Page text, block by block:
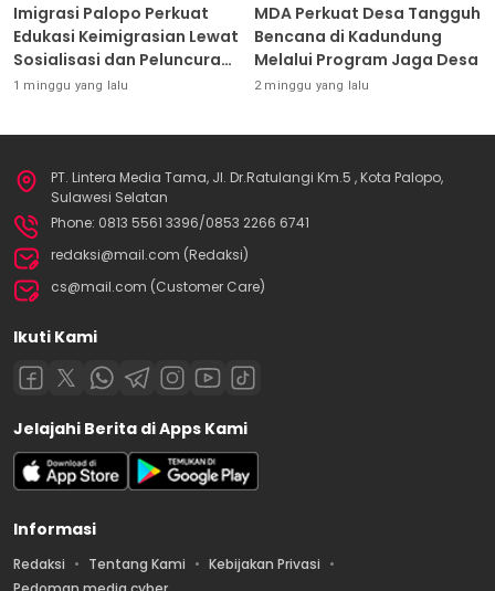
Imigrasi Palopo Perkuat
Edukasi Keimigrasian Lewat
Sosialisasi dan Peluncuran
Inovasi Chatbot “IT CHIKA”
1 minggu yang lalu
MDA Perkuat Desa Tangguh
Bencana di Kadundung
Melalui Program Jaga Desa
2 minggu yang lalu
PT. Lintera Media Tama, Jl. Dr.Ratulangi Km.5 , Kota Palopo,
Sulawesi Selatan
Phone: 0813 5561 3396/0853 2266 6741
redaksi@mail.com (Redaksi)
cs@mail.com (Customer Care)
Ikuti Kami
Jelajahi Berita di Apps Kami
Informasi
Redaksi Tentang Kami
Kebijakan Privasi